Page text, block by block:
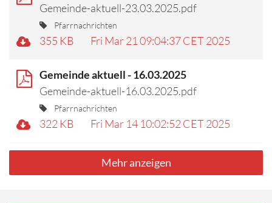
Gemeinde-aktuell-23.03.2025.pdf
Pfarrnachrichten
355 KB Fri Mar 21 09:04:37 CET 2025
Gemeinde aktuell - 16.03.2025
Gemeinde-aktuell-16.03.2025.pdf
Pfarrnachrichten
322 KB Fri Mar 14 10:02:52 CET 2025
Mehr anzeigen